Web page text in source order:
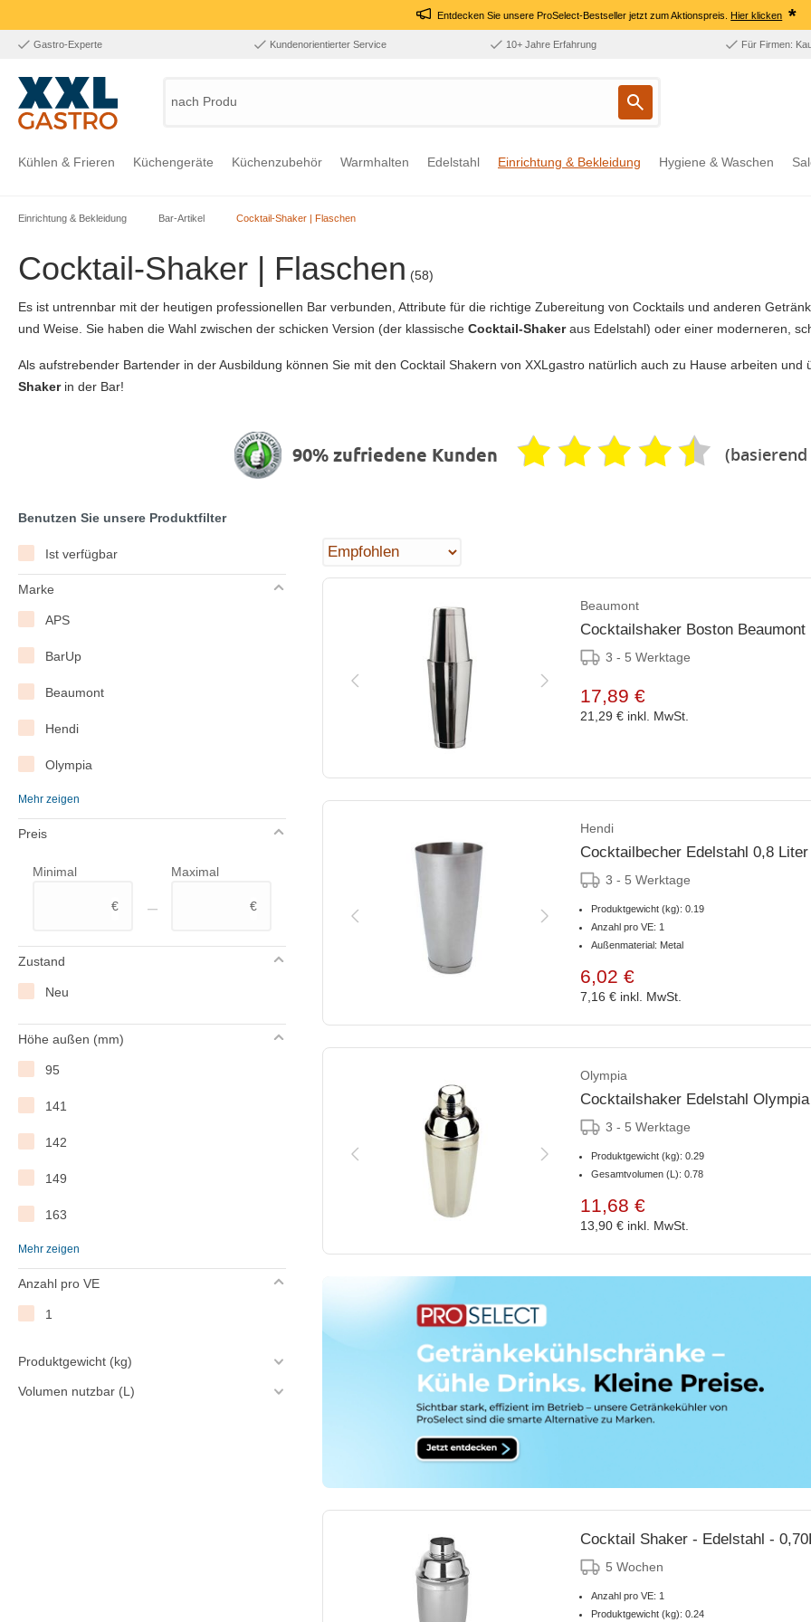
Entdecken Sie unsere ProSelect-Bestseller jetzt zum Aktionspreis.Hier klicken *
Gastro-Experte Kundenorientierter Service 10+ Jahre Erfahrung Für Firmen:
nach Produkt,
Kühlen & Frieren Küchengeräte Küchenzubehör Warmhalten Edelstahl Einrichtung & Bekleidung Hygiene & Waschen
Einrichtung & Bekleidung Bar-Artikel Cocktail-Shaker | Flaschen
Cocktail-Shaker | Flaschen (58)
Es ist untrennbar mit der heutigen professionellen Bar verbunden, Attribute für die richtige Zubereitung von Cocktails und anderen
und Weise. Sie haben die Wahl zwischen der schicken Version (der klassische Cocktail-Shaker aus Edelstahl) oder einer moderneren,
Als aufstrebender Bartender in der Ausbildung können Sie mit den Cocktail Shakern von XXLgastro natürlich auch zu Hause arbeiten und
Shaker in der Bar!
90% zufriedene Kunden
Benutzen Sie unsere Produktfilter
Ist verfügbar
Marke
APS
BarUp
Beaumont
Hendi
Olympia
Vogue
WAS Germany
Mehr zeigen
Preis
Minimal
€ –
Maximal
€
Zustand
Neu
Höhe außen (mm)
95
141
142
149
163
174/138
175
200
204
208
Mehr zeigen
Anzahl pro VE
1
Produktgewicht (kg)
Volumen nutzbar (L)
Beaumont
Cocktailshaker Boston
3 - 5 Werktage
17,89 €
21,29 € inkl. MwSt.
Hendi
Cocktailbecher Edelstahl 0,8 Liter
3 - 5 Werktage
Produktgewicht (kg): 0.19
Anzahl pro VE: 1
Außenmaterial: Metal
6,02 €
7,16 € inkl. MwSt.
Olympia
Cocktailshaker Edelstahl
3 - 5 Werktage
Produktgewicht (kg): 0.29
Gesamtvolumen (L): 0.78
11,68 €
13,90 € inkl. MwSt.
Cocktail Shaker - Edelstahl -
5 Wochen
Anzahl pro VE: 1
Produktgewicht (kg): 0.24